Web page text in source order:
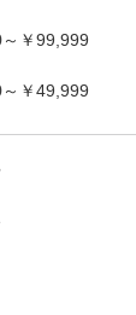
￥99,999
￥49,999